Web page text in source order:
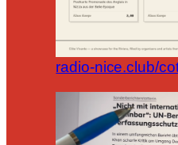
radio-nice.club/